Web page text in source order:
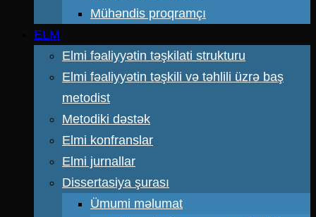
Mühəndis proqramçı
ELM
Elmi fəaliyyətin təşkilati strukturu
Elmi fəaliyyətin təşkili və təhlili üzrə baş
metodist
Metodiki dəstək
Elmi konfranslar
Elmi jurnallar
Dissertasiya şurası
Ümumi məlumat